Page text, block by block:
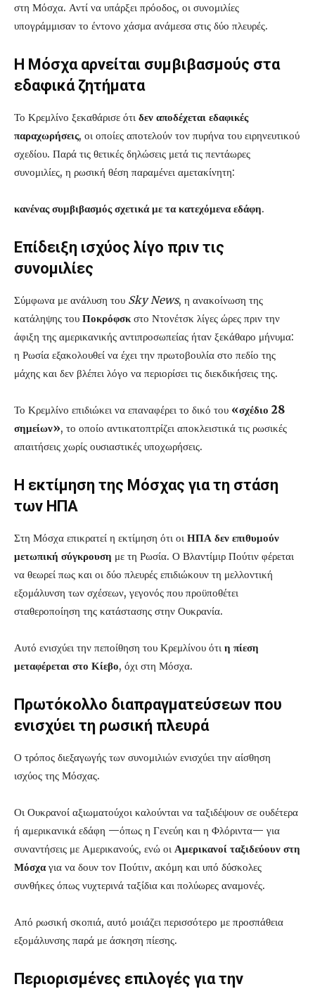
στη Μόσχα. Αντί να υπάρξει πρόοδος, οι συνομιλίες
υπογράμμισαν το έντονο χάσμα ανάμεσα στις δύο πλευρές.
Η Μόσχα αρνείται συμβιβασμούς στα
εδαφικά ζητήματα
Το Κρεμλίνο ξεκαθάρισε ότι δεν αποδέχεται εδαφικές
παραχωρήσεις, οι οποίες αποτελούν τον πυρήνα του ειρηνευτικού
σχεδίου. Παρά τις θετικές δηλώσεις μετά τις πεντάωρες
συνομιλίες, η ρωσική θέση παραμένει αμετακίνητη:
κανένας συμβιβασμός σχετικά με τα κατεχόμενα εδάφη.
Επίδειξη ισχύος λίγο πριν τις
συνομιλίες
Σύμφωνα με ανάλυση του Sky News, η ανακοίνωση της
κατάληψης του Ποκρόφσκστο Ντονέτσκ λίγες ώρες πριν την
άφιξη της αμερικανικής αντιπροσωπείας ήταν ξεκάθαρο μήνυμα:
η Ρωσία εξακολουθεί να έχει την πρωτοβουλία στο πεδίο της
μάχης και δεν βλέπει λόγο να περιορίσει τις διεκδικήσεις της.
Το Κρεμλίνο επιδιώκει να επαναφέρει το δικό του «σχέδιο 28
σημείων», το οποίο αντικατοπτρίζει αποκλειστικά τις ρωσικές
απαιτήσεις χωρίς ουσιαστικές υποχωρήσεις.
Η εκτίμηση της Μόσχας για τη στάση
των ΗΠΑ
Στη Μόσχα επικρατεί η εκτίμηση ότι οι ΗΠΑ δεν επιθυμούν
μετωπική σύγκρουση με τη Ρωσία. Ο Βλαντίμιρ Πούτιν φέρεται
να θεωρεί πως και οι δύο πλευρές επιδιώκουν τη μελλοντική
εξομάλυνση των σχέσεων, γεγονός που προϋποθέτει
σταθεροποίηση της κατάστασης στην Ουκρανία.
Αυτό ενισχύει την πεποίθηση του Κρεμλίνου ότι η πίεση
μεταφέρεται στο Κίεβο, όχι στη Μόσχα.
Πρωτόκολλο διαπραγματεύσεων που
ενισχύει τη ρωσική πλευρά
Ο τρόπος διεξαγωγής των συνομιλιών ενισχύει την αίσθηση
ισχύος της Μόσχας.
Οι Ουκρανοί αξιωματούχοι καλούνται να ταξιδέψουν σε ουδέτερα
ή αμερικανικά εδάφη —όπως η Γενεύη και η Φλόριντα— για
συναντήσεις με Αμερικανούς, ενώ οι Αμερικανοί ταξιδεύουν στη
Μόσχαγια να δουν τον Πούτιν, ακόμη και υπό δύσκολες
συνθήκες όπως νυχτερινά ταξίδια και πολύωρες αναμονές.
Από ρωσική σκοπιά, αυτό μοιάζει περισσότερο με προσπάθεια
εξομάλυνσης παρά με άσκηση πίεσης.
Περιορισμένες επιλογές για την